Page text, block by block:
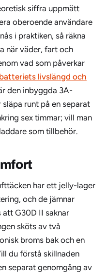
siffra uppmätt
oberoende användare
i praktiken, så räkna
när väder, fart och
vad som påverkar
batteriets livslängd och
den inbyggda 3A-
runt på en separat
sex timmar; vill man
som tillbehör.
har ett jelly-lager
och de jämnar
G30D II saknar
sköts av två
broms bak och en
du förstå skillnaden
separat genomgång av